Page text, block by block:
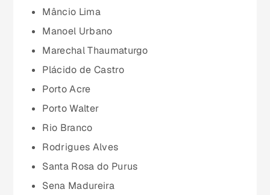
Paraíba (PB)
Paraná (PR)
Mâncio Lima
Manoel Urbano
Marechal Thaumaturgo
Plácido de Castro
Porto Acre
Porto Walter
Rio Branco
Rodrigues Alves
Santa Rosa do Purus
Sena Madureira